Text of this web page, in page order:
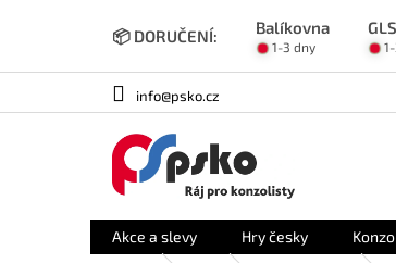
📦 DORUČENÍ: Balíkovna GLS
1-3 dny
info@psko.cz
Akce a slevy Hry česky